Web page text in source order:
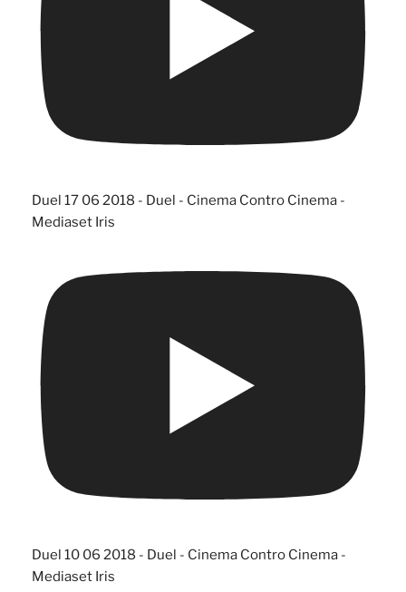
Duel 17 06 2018 - Duel - Cinema Contro Cinema -
Mediaset Iris
Duel 10 06 2018 - Duel - Cinema Contro Cinema -
Mediaset Iris